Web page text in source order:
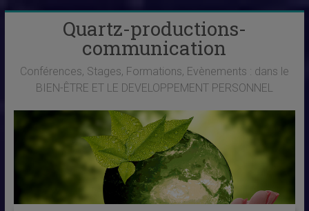
Quartz-productions-
communication
Conférences, Stages, Formations, Evènements : dans le
BIEN-ÊTRE ET LE DEVELOPPEMENT PERSONNEL